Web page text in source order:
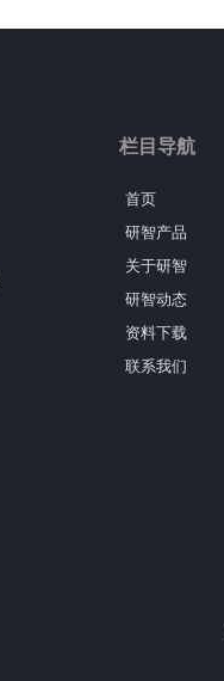
栏目导航
首页
研智产品
关于研智
研智动态
资料下载
联系我们